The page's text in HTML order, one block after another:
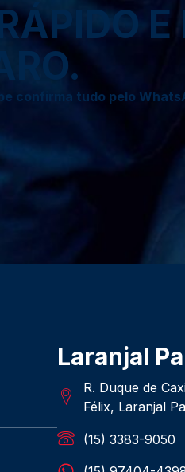
confirma tudo pelo
Laranjal
R. Duque de
Félix, Laranjal
(15) 3383-9050